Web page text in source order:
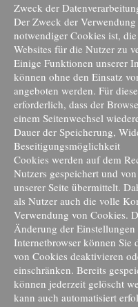
Zweck der
Der Zweck der Verwendung
notwendiger Cookies ist,
Websites für die Nutzer zu
Einige Funktionen unserer
können ohne den Einsatz
angeboten werden. Für
erforderlich, dass der
einem Seitenwechsel
Dauer der Speicherung,
Beseitigungsmöglichkeit
Cookies werden auf dem
Nutzers gespeichert und
unserer Seite übermittelt.
als Nutzer auch die volle
Verwendung von Cookies.
Änderung der
Internetbrowser können Sie
von Cookies deaktivieren
einschränken. Bereits
können jederzeit gelöscht
kann auch automatisiert